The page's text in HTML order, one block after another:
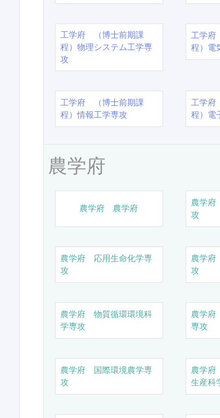
工学府 （博士前期課
程）物理システム工学専
攻
工学
程）電
工学府 （博士前期課
程）情報工学専攻
工学
程）電
農学府
農学府 農学府
農学
攻
農学府 応用生命化学専
攻
農学
攻
農学府 物質循環環境科
学専攻
農学
専攻
農学府 国際環境農学専
攻
農学
生産科